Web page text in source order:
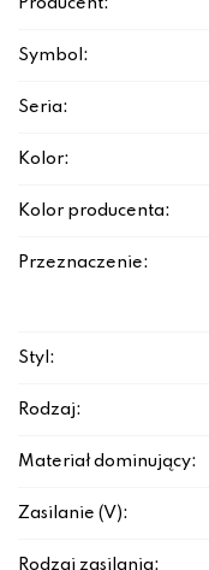
Producent:
Symbol:
Seria:
Kolor:
Kolor producenta:
Przeznaczenie:
Styl:
Rodzaj:
Materiał dominujący:
Zasilanie (V):
Rodzaj zasilania: